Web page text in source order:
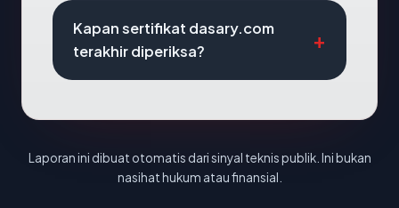
Kapan sertifikat dasary.com
terakhir diperiksa?
Laporan ini dibuat otomatis dari sinyal teknis publik. Ini bukan
nasihat hukum atau finansial.